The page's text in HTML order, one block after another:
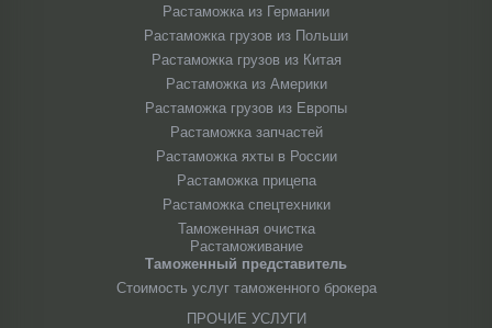
Растаможка из Германии
Растаможка грузов из Польши
Растаможка грузов из Китая
Растаможка из Америки
Растаможка грузов из Европы
Растаможка запчастей
Растаможка яхты в России
Растаможка прицепа
Растаможка спецтехники
Таможенная очистка
Растаможивание
Таможенный представитель
Стоимость услуг таможенного брокера
ПРОЧИЕ УСЛУГИ